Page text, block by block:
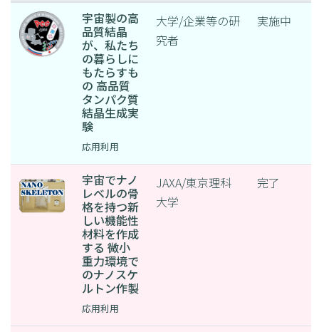
宇宙製の高
品質結晶
が、私たち
の暮らしに
もたらすも
の 高品質
タンパク質
結晶生成実
験
応用利用
大学/企業等の研
究者
実施中
宇宙でナノ
レベルの骨
格を持つ新
しい機能性
材料を作成
する 微小
重力環境で
のナノスケ
ルトン作製
応用利用
JAXA/東京理科
大学
完了